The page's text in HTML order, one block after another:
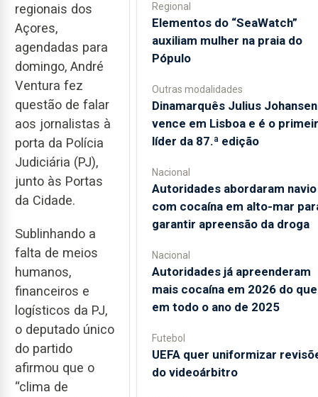
regionais dos
Açores,
agendadas para
domingo, André
Ventura fez
questão de falar
aos jornalistas à
porta da Polícia
Judiciária (PJ),
junto às Portas
da Cidade.
Sublinhando a
falta de meios
humanos,
financeiros e
logísticos da PJ,
o deputado único
do partido
afirmou que o
“clima de
Regional
​Elementos do “SeaWatch”
auxiliam mulher na praia do
Pópulo
Outras modalidades
Dinamarquês Julius Johansen
vence em Lisboa e é o
líder da 87.ª edição
Nacional
Autoridades abordaram navio
com cocaína em alto-mar
garantir apreensão da droga
Nacional
Autoridades já apreenderam
mais cocaína em 2026 do que
em todo o ano de 2025
Futebol
UEFA quer uniformizar
do videoárbitro